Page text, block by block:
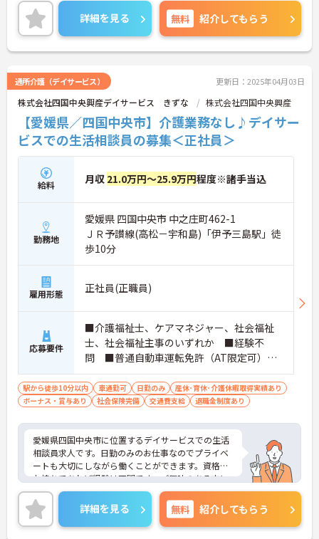
詳細を見る 無料 紹介してもらう
通所介護（デイサービス） 更新日：2025年04月03日
株式会社四国中央興産デイサービス きずな 株式会社四国中央興産
【愛媛県／四国中央市】介護業務なし♪デイサー
ビスでの生活相談員の募集＜正社員＞
給料 月収 21.0万円～25.9万円程度※諸手当込
勤務地
愛媛県 四国中央市 中之庄町462-1
ＪＲ予讃線(高松－宇和島)「伊予三島駅」徒
歩10分
雇用形態 正社員(正職員)
応募要件
■介護福祉士、ケアマネジャー、社会福祉
士、社会福祉主事のいずれか ■経験不
問 ■普通自動車運転免許（AT限定可）必
須
駅から徒歩10分以内 車通勤可 日勤のみ
産休･育休･介護休暇取得実績あり
ボーナス・賞与あり
社会保険完備 交通費支給 退職金制度あり
愛媛県四国中央市に位置するデイサービスでの生活
相談員求人です。日勤のみのお仕事なのでプライベ
ートも大切にしながら働くことができます。資格を
お持ちであれば経験は不問です。ご興味のある方に
は、面接対策ポイント等、さらに詳細をお話ししま
すのでお気軽にご相談ください！
詳細を見る 無料 紹介してもらう